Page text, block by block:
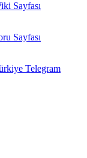
Sayfası
Sayfası
Telegram